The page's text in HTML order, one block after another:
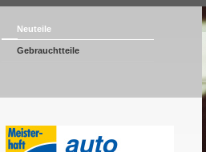
Neuteile
Gebrauchtteile